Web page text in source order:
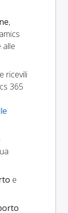
,
alle
e ricevili
365
e